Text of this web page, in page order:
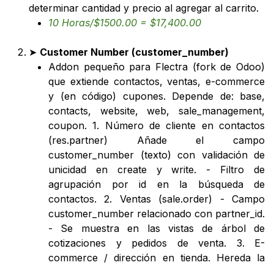
determinar cantidad y precio al agregar al carrito.
10 Horas/$1500.00 = $17,400.00
➤ Customer Number (customer_number)
Addon pequeño para Flectra (fork de Odoo)
que extiende contactos, ventas, e-commerce
y (en código) cupones. Depende de: base,
contacts, website, web, sale_management,
coupon. 1. Número de cliente en contactos
(res.partner) Añade el campo
customer_number (texto) con validación de
unicidad en create y write. - Filtro de
agrupación por id en la búsqueda de
contactos. 2. Ventas (sale.order) - Campo
customer_number relacionado con partner_id.
- Se muestra en las vistas de árbol de
cotizaciones y pedidos de venta. 3. E-
commerce / dirección en tienda. Hereda la